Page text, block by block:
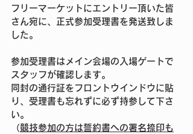
フリーマーケットにエントリー頂いた皆
さん宛に、正式参加受理書を発送致しま
した。
参加受理書はメイン会場の入場ゲートで
スタッフが確認します。
同封の通行証をフロントウインドウに貼
り、受理書も忘れずに必ず持参して下さ
い。
（競技参加の方は誓約書への署名捺印も